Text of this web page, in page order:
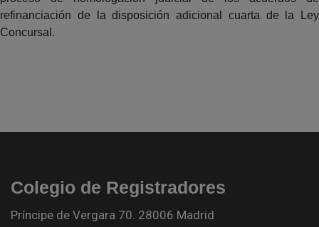
refinanciación de la disposición adicional cuarta de la Ley
Concursal.
Colegio de Registradores
Príncipe de Vergara 70. 28006 Madrid